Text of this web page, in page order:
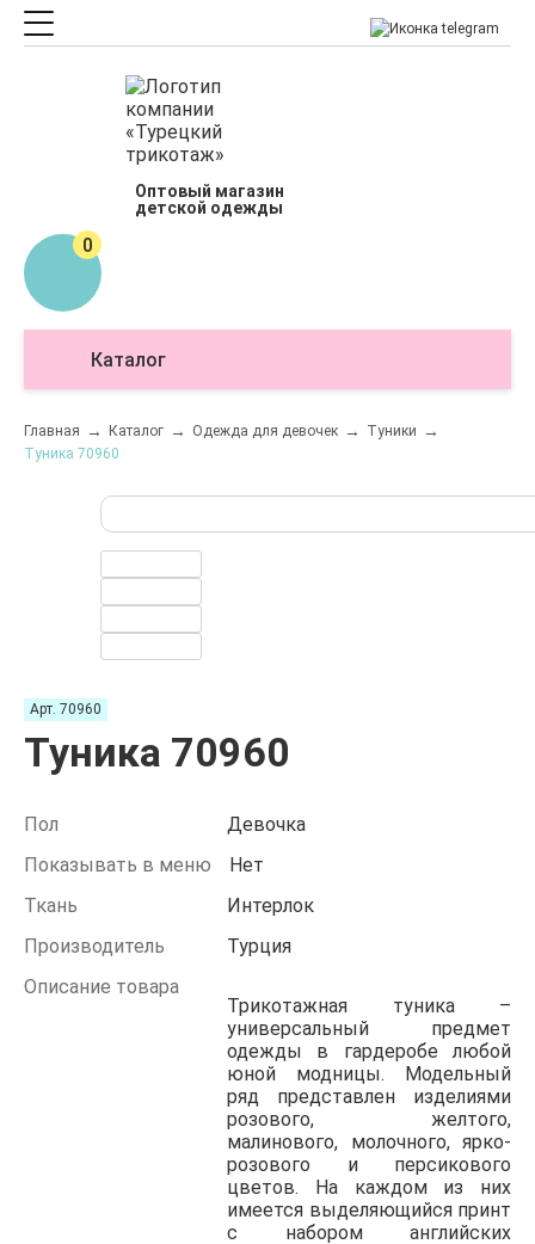
Оптовый магазин
детской одежды
0
Каталог
Главная Каталог Одежда для девочек
Туники
Туника 70960
Арт. 70960
Туника 70960
Пол
Девочка
Показывать в меню
Нет
Ткань
Интерлок
Производитель
Турция
Описание товара
Трикотажная туника –
универсальный предмет
одежды в гардеробе любой
юной модницы. Модельный
ряд представлен изделиями
розового, желтого,
малинового, молочного, ярко-
розового и персикового
цветов. На каждом из них
имеется выделяющийся принт
с набором английских